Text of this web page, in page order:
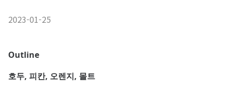
2023-01-25
Outline
호두, 피칸, 오렌지, 몰트